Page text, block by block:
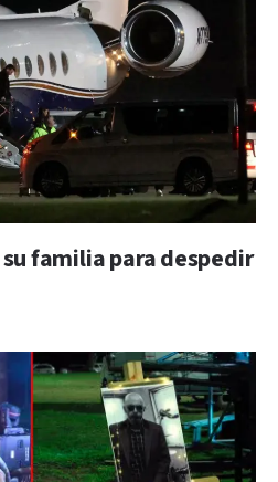
familia para despedir